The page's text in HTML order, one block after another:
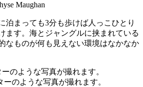
Maughan
泊まっても3分も歩けば人っこひとり
ます。海とジャングルに挟まれている
なものが何も見えない環境はなかなか
のような写真が撮れます。